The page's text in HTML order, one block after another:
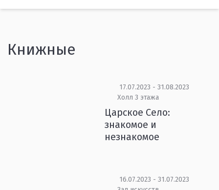
Книжные
17.07.2023 - 31.08.2023
Холл 3 этажа
Царское Село:
знакомое и
незнакомое
16.07.2023 - 31.07.2023